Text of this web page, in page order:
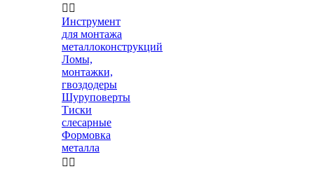
 
Инструмент
для монтажа
металлоконструкций
Ломы,
монтажки,
гвоздодеры
Шуруповерты
Тиски
слесарные
Формовка
металла
 